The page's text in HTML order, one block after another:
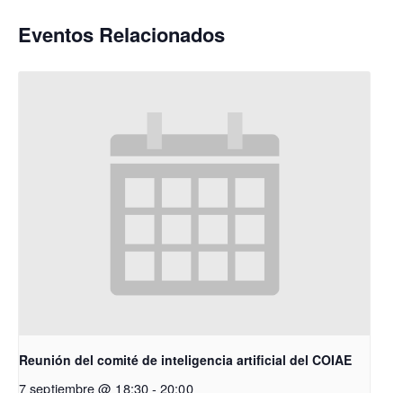
Eventos Relacionados
Reunión del comité de inteligencia artificial del COIAE
7 septiembre @ 18:30- 20:00